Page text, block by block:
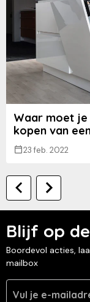
Waar moet je
kopen van
23 feb. 2022
Blijf op
Boordevol acties,
mailbox